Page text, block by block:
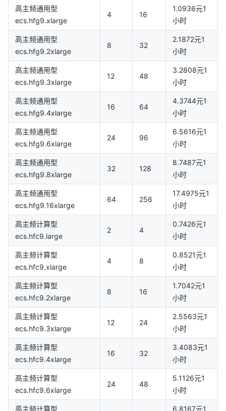
高主频通用型
ecs.hfg9.xlarge
4 16
1.0936元1
小时
高主频通用型
ecs.hfg9.2xlarge
8 32
2.1872元1
小时
高主频通用型
ecs.hfg9.3xlarge
12 48
3.2808元1
小时
高主频通用型
ecs.hfg9.4xlarge
16 64
4.3744元1
小时
高主频通用型
ecs.hfg9.6xlarge
24 96
6.5616元1
小时
高主频通用型
ecs.hfg9.8xlarge
32 128
8.7487元1
小时
高主频通用型
ecs.hfg9.16xlarge
64 256
17.4975元1
小时
高主频计算型
ecs.hfc9.large
2 4
0.7426元1
小时
高主频计算型
ecs.hfc9.xlarge
4 8
0.8521元1
小时
高主频计算型
ecs.hfc9.2xlarge
8 16
1.7042元1
小时
高主频计算型
ecs.hfc9.3xlarge
12 24
2.5563元1
小时
高主频计算型
ecs.hfc9.4xlarge
16 32
3.4083元1
小时
高主频计算型
ecs.hfc9.6xlarge
24 48
5.1126元1
小时
高主频计算型 6.8167元1